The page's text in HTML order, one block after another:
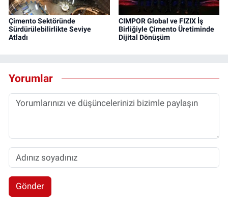
Çimento Sektöründe
Sürdürülebilirlikte Seviye
Atladı
CIMPOR Global ve FIZIX İş
Birliğiyle Çimento Üretiminde
Dijital Dönüşüm
Yorumlar
Gönder